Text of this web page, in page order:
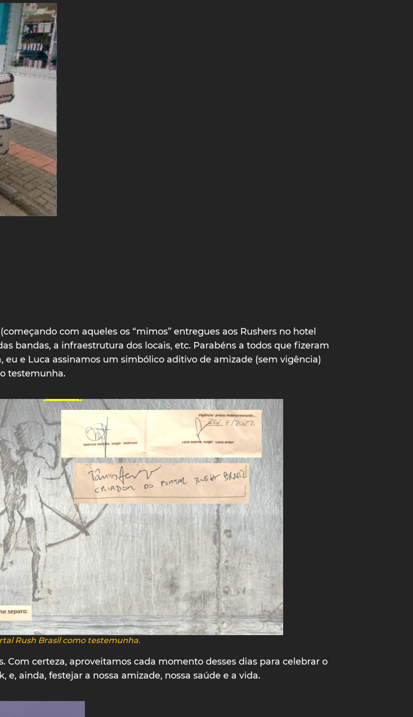
com aqueles os “mimos” entregues aos Rushers no hotel
bandas, a infraestrutura dos locais, etc. Parabéns a todos que fizeram
e Luca assinamos um simbólico aditivo de amizade (sem vigência)
testemunha.
Rush Brasil como testemunha.
Com certeza, aproveitamos cada momento desses dias para celebrar o
ainda, festejar a nossa amizade, nossa saúde e a vida.